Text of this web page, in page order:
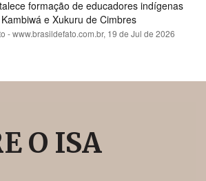
formação de educadores indígenas
e Xukuru de Cimbres
- www.brasildefato.com.br, 19 de Jul de 2026
O ISA